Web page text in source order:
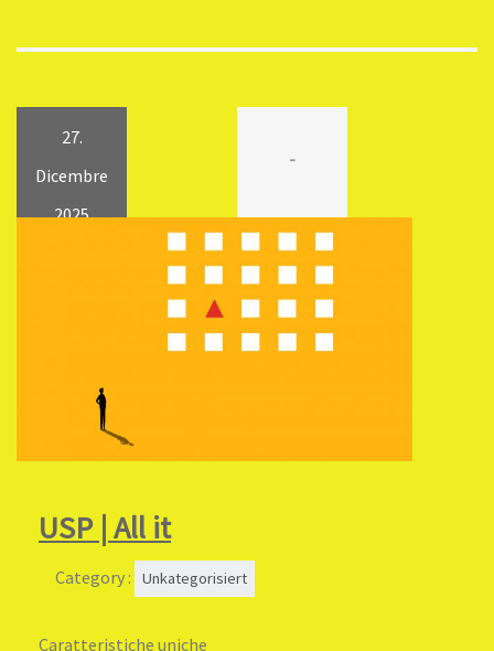
27.
Dicembre
2025
-
USP | All it
Category : Unkategorisiert
Caratteristiche uniche